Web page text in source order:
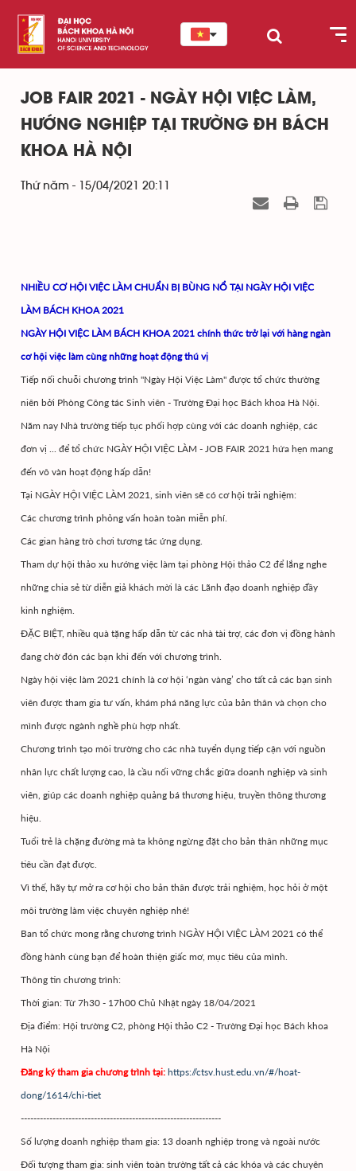
JOB FAIR 2021 - NGÀY HỘI VIỆC LÀM,
HƯỚNG NGHIỆP TẠI TRƯỜNG ĐH BÁCH
KHOA HÀ NỘI
Thứ năm - 15/04/2021 20:11
NHIỀU CƠ HỘI VIỆC LÀM CHUẨN BỊ BÙNG NỔ TẠI NGÀY HỘI VIỆC
LÀM BÁCH KHOA 2021
NGÀY HỘI VIỆC LÀM BÁCH KHOA 2021 chính thức trở lại với hàng ngàn
cơ hội việc làm cùng những hoạt động thú vị
Tiếp nối chuỗi chương trình "Ngày Hội Việc Làm" được tổ chức thường
niên bởi Phòng Công tác Sinh viên - Trường Đại học Bách khoa Hà Nội.
Năm nay Nhà trường tiếp tục phối hợp cùng với các doanh nghiệp, các
đơn vị ... để tổ chức NGÀY HỘI VIỆC LÀM - JOB FAIR 2021 hứa hẹn mang
đến vô vàn hoạt động hấp dẫn!
Tại NGÀY HỘI VIỆC LÀM 2021, sinh viên sẽ có cơ hội trải nghiệm:
Các chương trình phỏng vấn hoàn toàn miễn phí.
Các gian hàng trò chơi tương tác ứng dụng.
Tham dự hội thảo xu hướng việc làm tại phòng Hội thảo C2 để lắng nghe
những chia sẻ từ diễn giả khách mời là các Lãnh đạo doanh nghiệp đầy
kinh nghiệm.
ĐẶC BIỆT, nhiều quà tặng hấp dẫn từ các nhà tài trợ, các đơn vị đồng hành
đang chờ đón các bạn khi đến với chương trình.
Ngày hội việc làm 2021 chính là cơ hội ‘ngàn vàng’ cho tất cả các bạn sinh
viên được tham gia tư vấn, khám phá năng lực của bản thân và chọn cho
mình được ngành nghề phù hợp nhất.
Chương trình tạo môi trường cho các nhà tuyển dụng tiếp cận với nguồn
nhân lực chất lượng cao, là cầu nối vững chắc giữa doanh nghiệp và sinh
viên, giúp các doanh nghiệp quảng bá thương hiệu, truyền thông thương
hiệu.
Tuổi trẻ là chặng đường mà ta không ngừng đặt cho bản thân những mục
tiêu cần đạt được.
Vì thế, hãy tự mở ra cơ hội cho bản thân được trải nghiệm, học hỏi ở một
môi trường làm việc chuyên nghiệp nhé!
Ban tổ chức mong rằng chương trình NGÀY HỘI VIỆC LÀM 2021 có thể
đồng hành cùng bạn để hoàn thiện giấc mơ, mục tiêu của mình.
Thông tin chương trình:
Thời gian: Từ 7h30 - 17h00 Chủ Nhật ngày 18/04/2021
Địa điểm: Hội trường C2, phòng Hội thảo C2 - Trường Đại học Bách khoa
Hà Nội
Đăng ký tham gia chương trình tại: https://ctsv.hust.edu.vn/#/hoat-
dong/1614/chi-tiet
---------------------------------------------------------------
Số lượng doanh nghiệp tham gia: 13 doanh nghiệp trong và ngoài nước
Đối tượng tham gia: sinh viên toàn trường tất cả các khóa và các chuyên